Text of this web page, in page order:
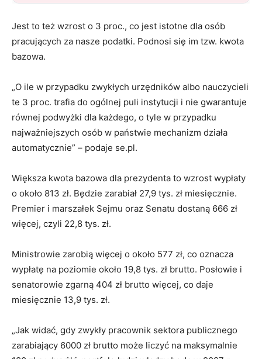
Jest to też wzrost o 3 proc., co jest istotne dla osób
pracujących za nasze podatki. Podnosi się im tzw. kwota
bazowa.
„O ile w przypadku zwykłych urzędników albo nauczycieli
te 3 proc. trafia do ogólnej puli instytucji i nie gwarantuje
równej podwyżki dla każdego, o tyle w przypadku
najważniejszych osób w państwie mechanizm działa
automatycznie” – podaje se.pl.
Większa kwota bazowa dla prezydenta to wzrost wypłaty
o około 813 zł. Będzie zarabiał 27,9 tys. zł miesięcznie.
Premier i marszałek Sejmu oraz Senatu dostaną 666 zł
więcej, czyli 22,8 tys. zł.
Ministrowie zarobią więcej o około 577 zł, co oznacza
wypłatę na poziomie około 19,8 tys. zł brutto. Posłowie i
senatorowie zgarną 404 zł brutto więcej, co daje
miesięcznie 13,9 tys. zł.
„Jak widać, gdy zwykły pracownik sektora publicznego
zarabiający 6000 zł brutto może liczyć na maksymalnie